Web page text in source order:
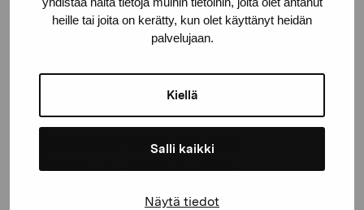
heille tai joita on kerätty, kun olet käyttänyt heidän
palvelujaan.
Kiellä
Salli kaikki
Näytä tiedot
Stay up-to-date on our
exhibitions and events